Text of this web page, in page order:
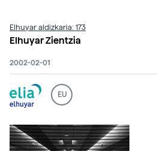
Elhuyar aldizkaria: 173
Elhuyar Zientzia
2002-02-01
EU